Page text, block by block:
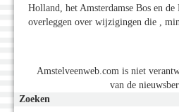
Holland, het Amsterdamse Bos en de
overleggen over wijzigingen die ,
Amstelveenweb.com is niet
van de
Zoeken